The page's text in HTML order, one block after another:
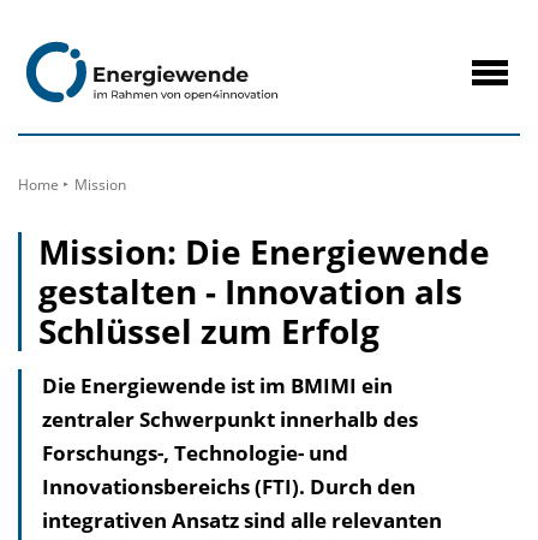
Home Mission
Mission: Die Energiewende
gestalten - Innovation als
Schlüssel zum Erfolg
Die Energiewende ist im BMIMI ein
zentraler Schwerpunkt innerhalb des
Forschungs-, Technologie- und
Innovationsbereichs (FTI). Durch den
integrativen Ansatz sind alle relevanten